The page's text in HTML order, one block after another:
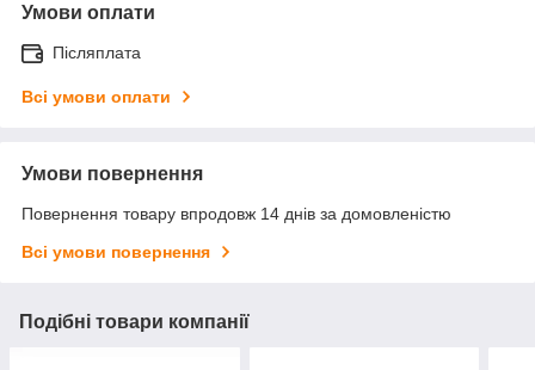
Умови оплати
Післяплата
Всі умови оплати
Умови повернення
Повернення товару впродовж 14 днів за домовленістю
Всі умови повернення
Подібні товари компанії